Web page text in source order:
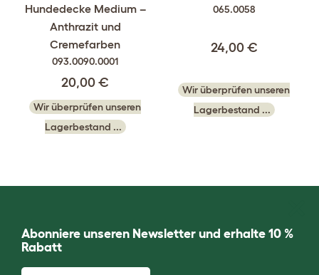
Hundedecke Medium –
Anthrazit und
Cremefarben
093.0090.0001
20,00 €
Wir überprüfen unseren
Lagerbestand ...
065.0058
24,00 €
Wir überprüfen unseren
Lagerbestand ...
Abonniere unseren Newsletter und erhalte 10 %
Rabatt